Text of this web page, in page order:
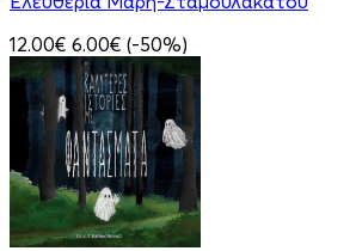
12.00€ 6.00€ (-50%)